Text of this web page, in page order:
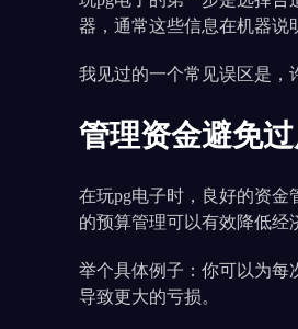
器，通常这些信息在机器说
我见过的一个常见误区是
管理资金避免
在玩pg电子时，良好的资
的预算管理可以有效降低经
举个具体例子：你可以为每
导致更大的亏损。